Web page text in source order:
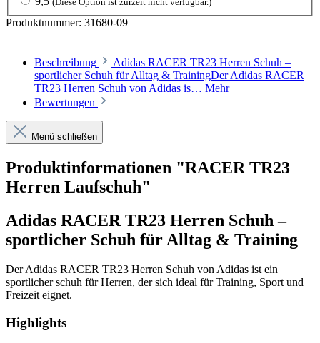
Produktnummer: 31680-09
Beschreibung
Adidas RACER TR23 Herren Schuh –
sportlicher Schuh für Alltag & TrainingDer Adidas RACER
TR23 Herren Schuh von Adidas is… Mehr
Bewertungen
Menü schließen
Produktinformationen "RACER TR23
Herren Laufschuh"
Adidas RACER TR23 Herren Schuh –
sportlicher Schuh für Alltag & Training
Der Adidas RACER TR23 Herren Schuh von Adidas ist ein
sportlicher schuh für Herren, der sich ideal für Training, Sport und
Freizeit eignet.
Highlights